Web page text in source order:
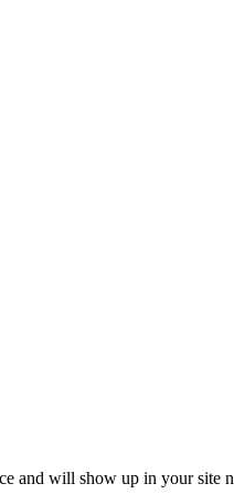
and will show up in your